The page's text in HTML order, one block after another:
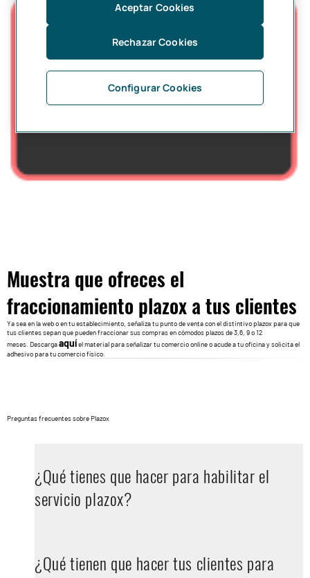
Muestra que ofreces el
fraccionamiento plazox a tus clientes
Ya sea en la web o en tu establecimiento, señaliza tu punto de venta con el distintivo plazox para que
tus clientes sepan que pueden fraccionar sus compras en cómodos plazos de 3,6, 9 o 12
meses. Descargaaquíel material para señalizar tu comercio online o acude a tu oficina y solicita el
adhesivo para tu comercio físico.
Preguntas frecuentes sobre Plazox
­¿Qué tienes que hacer para habilitar el
servicio plazox?
¿Qué tienen que hacer tus clientes para
Configurar Cookies
Rechazar Cookies
Aceptar Cookies